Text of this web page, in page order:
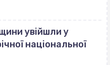
увійшли у
національної